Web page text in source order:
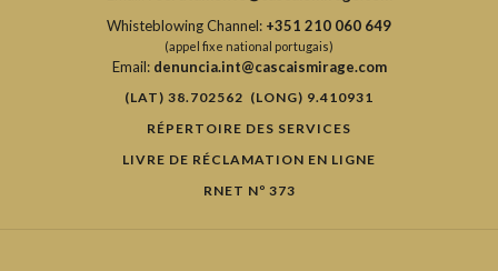
Whisteblowing Channel: +351 210 060 649
(appel fixe national portugais)
Email: denuncia.int@cascaismirage.com
(LAT) 38.702562 (LONG) 9.410931
RÉPERTOIRE DES SERVICES
LIVRE DE RÉCLAMATION EN LIGNE
RNET Nº 373